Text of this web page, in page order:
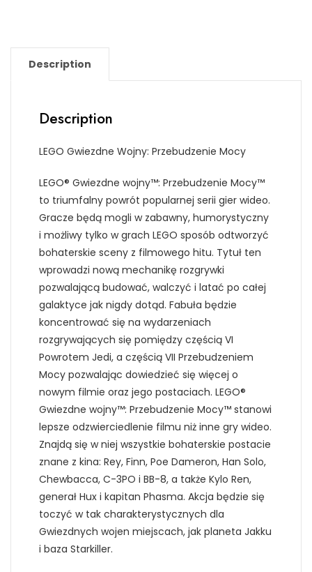
Description
Description
LEGO Gwiezdne Wojny: Przebudzenie Mocy
LEGO® Gwiezdne wojny™: Przebudzenie Mocy™
to triumfalny powrót popularnej serii gier wideo.
Gracze będą mogli w zabawny, humorystyczny
i możliwy tylko w grach LEGO sposób odtworzyć
bohaterskie sceny z filmowego hitu. Tytuł ten
wprowadzi nową mechanikę rozgrywki
pozwalającą budować, walczyć i latać po całej
galaktyce jak nigdy dotąd. Fabuła będzie
koncentrować się na wydarzeniach
rozgrywających się pomiędzy częścią VI
Powrotem Jedi, a częścią VII Przebudzeniem
Mocy pozwalając dowiedzieć się więcej o
nowym filmie oraz jego postaciach. LEGO®
Gwiezdne wojny™: Przebudzenie Mocy™ stanowi
lepsze odzwierciedlenie filmu niż inne gry wideo.
Znajdą się w niej wszystkie bohaterskie postacie
znane z kina: Rey, Finn, Poe Dameron, Han Solo,
Chewbacca, C-3PO i BB-8, a także Kylo Ren,
generał Hux i kapitan Phasma. Akcja będzie się
toczyć w tak charakterystycznych dla
Gwiezdnych wojen miejscach, jak planeta Jakku
i baza Starkiller.